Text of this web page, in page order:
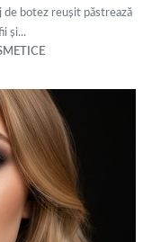
de botez reușit păstrează
și...